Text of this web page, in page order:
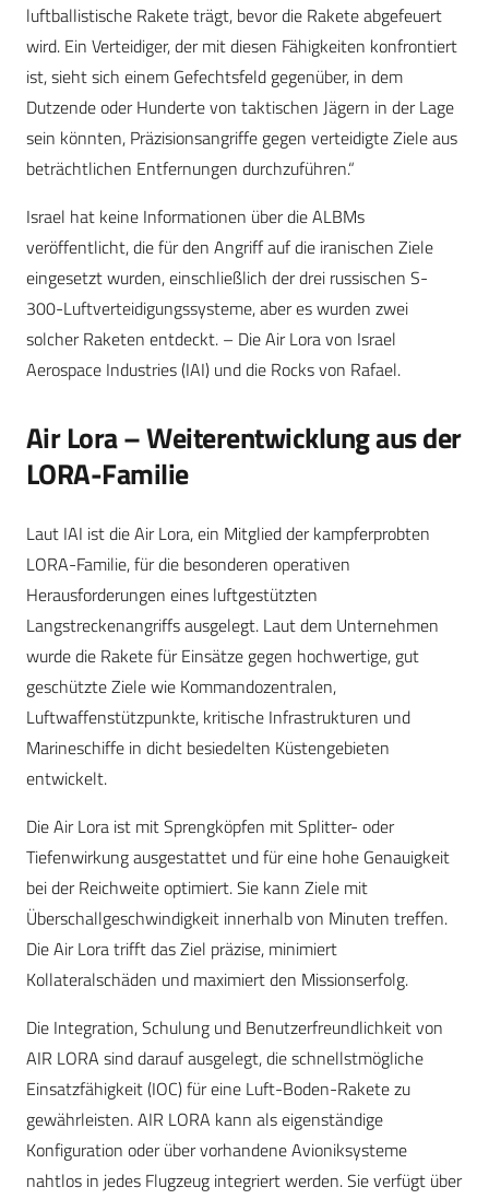
luftballistische Rakete trägt, bevor die Rakete abgefeuert
wird. Ein Verteidiger, der mit diesen Fähigkeiten konfrontiert
ist, sieht sich einem Gefechtsfeld gegenüber, in dem
Dutzende oder Hunderte von taktischen Jägern in der Lage
sein könnten, Präzisionsangriffe gegen verteidigte Ziele aus
beträchtlichen Entfernungen durchzuführen.“
Israel hat keine Informationen über die ALBMs
veröffentlicht, die für den Angriff auf die iranischen Ziele
eingesetzt wurden, einschließlich der drei russischen S-
300-Luftverteidigungssysteme, aber es wurden zwei
solcher Raketen entdeckt. – Die Air Lora von Israel
Aerospace Industries (IAI) und die Rocks von Rafael.
Air Lora – Weiterentwicklung aus der
LORA-Familie
Laut IAI ist die Air Lora, ein Mitglied der kampferprobten
LORA-Familie, für die besonderen operativen
Herausforderungen eines luftgestützten
Langstreckenangriffs ausgelegt. Laut dem Unternehmen
wurde die Rakete für Einsätze gegen hochwertige, gut
geschützte Ziele wie Kommandozentralen,
Luftwaffenstützpunkte, kritische Infrastrukturen und
Marineschiffe in dicht besiedelten Küstengebieten
entwickelt.
Die Air Lora ist mit Sprengköpfen mit Splitter- oder
Tiefenwirkung ausgestattet und für eine hohe Genauigkeit
bei der Reichweite optimiert. Sie kann Ziele mit
Überschallgeschwindigkeit innerhalb von Minuten treffen.
Die Air Lora trifft das Ziel präzise, minimiert
Kollateralschäden und maximiert den Missionserfolg.
Die Integration, Schulung und Benutzerfreundlichkeit von
AIR LORA sind darauf ausgelegt, die schnellstmögliche
Einsatzfähigkeit (IOC) für eine Luft-Boden-Rakete zu
gewährleisten. AIR LORA kann als eigenständige
Konfiguration oder über vorhandene Avioniksysteme
nahtlos in jedes Flugzeug integriert werden. Sie verfügt über